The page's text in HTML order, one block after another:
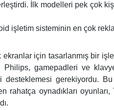
İlk modelleri pek çok
işletim sisteminin en çok
ekranlar için tasarlanmış bir
Philips, gamepadleri ve
desteklemesi gerekiyordu.
rahatça oynadıkları